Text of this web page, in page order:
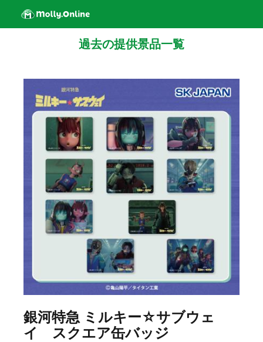
過去の提供景品一覧
銀河特急 ミルキー☆サブウェ
イ スクエア缶バッジ